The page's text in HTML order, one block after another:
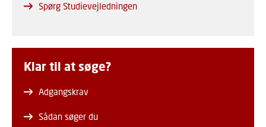
Spørg Studievejledningen
Klar til at søge?
Adgangskrav
Sådan søger du